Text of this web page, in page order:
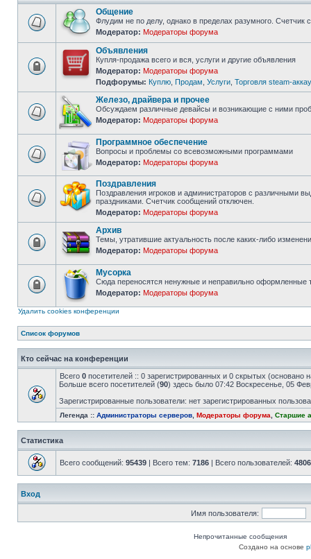
непрочитанных
сообщений
Общение
Флудим не по делу, однако в пределах разумного. Счетчик
Модератор: Модераторы форума
Форум
Объявления
Купля-продажа всего и вся, услуги и другие объявления
Модератор: Модераторы форума
Подфорумы: Куплю Продам Услуги Торговля steam-
Нет
сообщений
Железо, драйвера и прочее
Обсуждаем различные девайсы и возникающие с ними
Модератор: Модераторы форума
Нет
непрочитанных
сообщений
Программное обеспечение
Вопросы и проблемы со всевозможными программами
Модератор: Модераторы форума
Поздравления
Поздравления игроков и администраторов с различными
праздниками. Счетчик сообщений отключен.
Модератор: Модераторы форума
Форум
Архив
Темы, утратившие актуальность после каких-либо
Модератор: Модераторы форума
Форум
Мусорка
Сюда переносятся ненужные и неправильно оформленные
Модератор: Модераторы форума
Удалить cookies конференции
Список форумов
Кто сейчас на конференции
Всего 0 посетителей :: 0 зарегистрированных и 0 скрытых (основано
Больше всего посетителей (90) здесь было 07:42 Воскресенье, 05
Зарегистрированные пользователи: нет зарегистрированных
Легенда :: Администраторы серверов Модераторы форума Старшие
Статистика
Всего сообщений: 95439 | Всего тем: 7186 | Всего пользователей: 4806
Вход
Имя пользователя:
Непрочитанные сообщения
Создано на основе